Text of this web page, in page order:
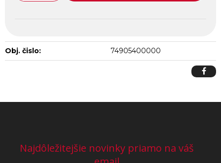
Obj. čislo: 74905400000
Najdôležitejšie novinky priamo na váš